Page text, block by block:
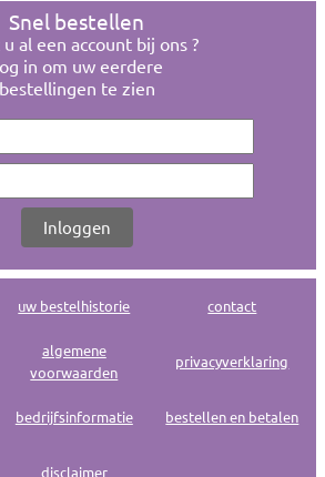
Snel bestellen
al een account bij ons ?
in om uw eerdere
bestellingen te zien
uw bestelhistorie contact
algemene
voorwaarden
privacyverklaring
bedrijfsinformatie bestellen en betalen
disclaimer